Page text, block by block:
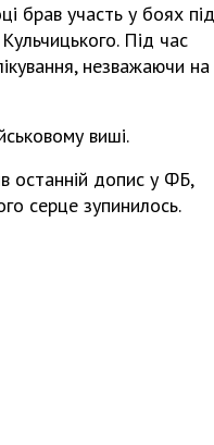
брав участь у боях під
Під час
незважаючи на
виші.
останній допис у ФБ,
серце зупинилось.